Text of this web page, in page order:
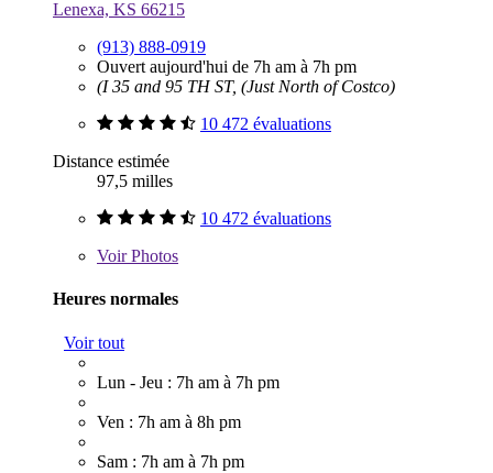
Lenexa, KS 66215
(913) 888-0919
Ouvert aujourd'hui de 7h am à 7h pm
(I 35 and 95 TH ST, (Just North of Costco)
10 472 évaluations
Distance estimée
97,5 milles
10 472 évaluations
VoirPhotos
Heures normales
Voir tout
Lun - Jeu : 7h am à 7h pm
Ven : 7h am à 8h pm
Sam : 7h am à 7h pm